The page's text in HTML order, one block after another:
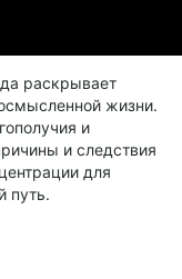
раскрывает
жизни.
и
и следствия
для
путь.